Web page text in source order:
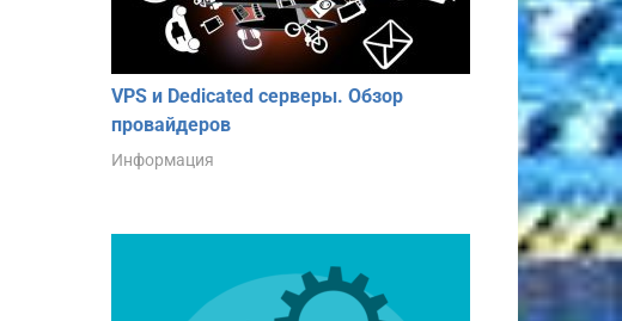
VPS и Dedicated серверы. Обзор
провайдеров
Информация